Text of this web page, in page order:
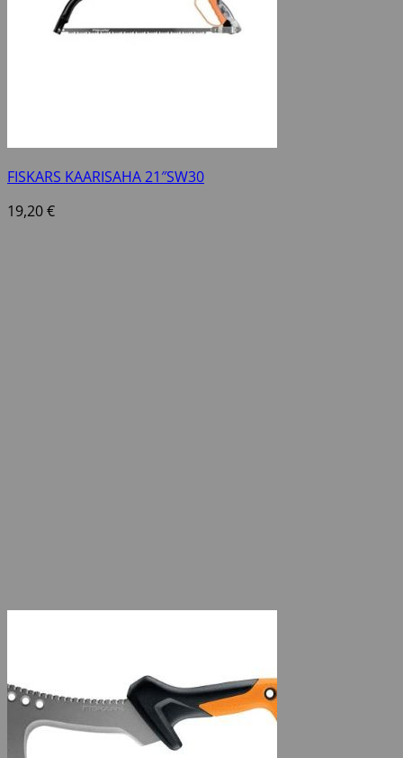
FISKARS KAARISAHA 21″SW30
19,20€